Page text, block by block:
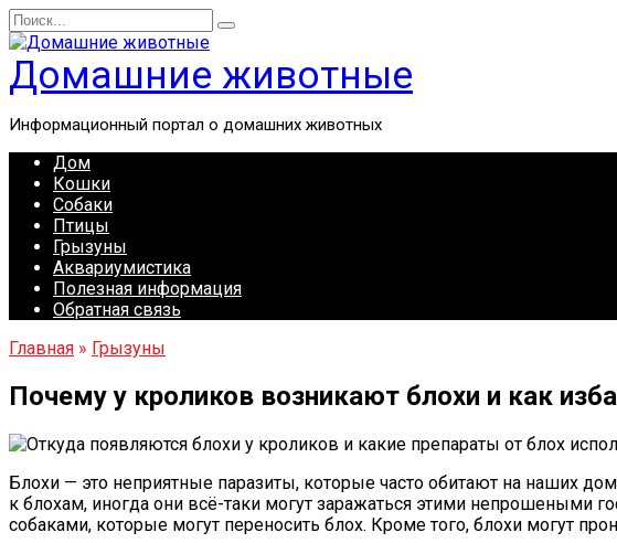
Перейти
к
содержанию
Search
for:
Домашние животные
Информационный портал о домашних животных
Дом
Кошки
Собаки
Птицы
Грызуны
Аквариумистика
Полезная информация
Обратная связь
Главная » Грызуны
Почему у кроликов возникают блохи и как
Блохи — это неприятные паразиты, которые часто обитают на наших
к блохам, иногда они всё-таки могут заражаться этими непрошеными
собаками, которые могут переносить блох. Кроме того, блохи могут